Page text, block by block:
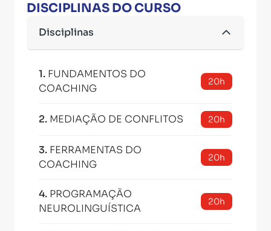
DISCIPLINAS DO CURSO
Disciplinas
1. FUNDAMENTOS DO
COACHING
20h
2. MEDIAÇÃO DE CONFLITOS 20h
3. FERRAMENTAS DO
COACHING
20h
4. PROGRAMAÇÃO
NEUROLINGUÍSTICA
20h